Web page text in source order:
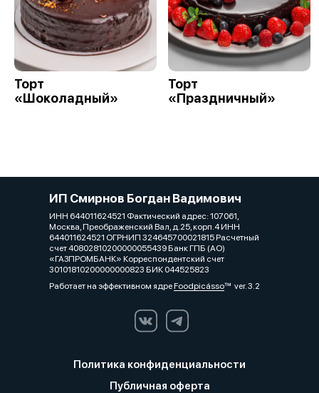
Торт
«Шоколадный»
Торт
«Праздничный»
ИП Смирнов Богдан Вадимович
ИНН 644011624521 Фактический адрес: 107061,
Москва, Преображенский Вал, д.25, корп.4 ИНН
644011624521 ОГРНИП 324645700021815 Расчетный
счет 40802810200000055439 Банк ГПБ (АО)
«ГАЗПРОМБАНК» Корреспондентский счет
30101810200000000823 БИК 044525823
Работает на эффективном ядреFoodpicássover. 3.2
Политика конфиденциальности
Публичная оферта